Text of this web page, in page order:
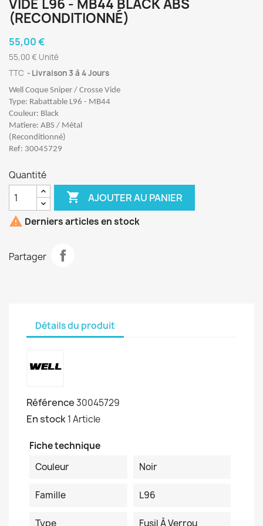
VIDE L96 - MB44 BLACK ABS
(RECONDITIONNÉ)
55,00 €
55,00 € Unité
TTC
Livraison 3 à 4 Jours
Well Coque Sniper / Crosse Vide
Type: Rabattable L96 - MB44
Couleur: Black
Matiere: ABS / Métal
(Reconditionné)
Ref: 30045729
Quantité
 AJOUTER AU PANIER
 Derniers articles en stock
Partager
Détails du produit
Référence30045729
En stock1 Article
Fiche technique
Couleur
Noir
Famille L96
Type Fusil À Verrou